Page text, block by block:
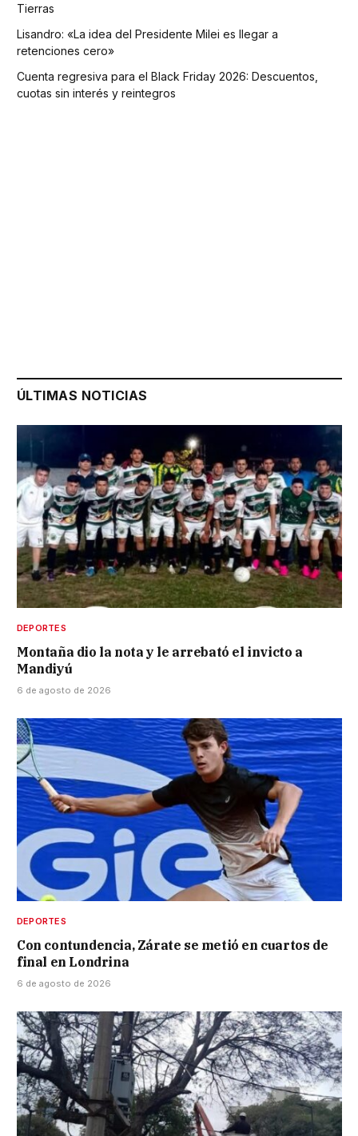
Tierras
Lisandro: «La idea del Presidente Milei es llegar a
retenciones cero»
Cuenta regresiva para el Black Friday 2026: Descuentos,
cuotas sin interés y reintegros
ÚLTIMAS NOTICIAS
DEPORTES
Montaña dio la nota y le arrebató el invicto a
Mandiyú
6 de agosto de 2026
DEPORTES
Con contundencia, Zárate se metió en cuartos de
final en Londrina
6 de agosto de 2026